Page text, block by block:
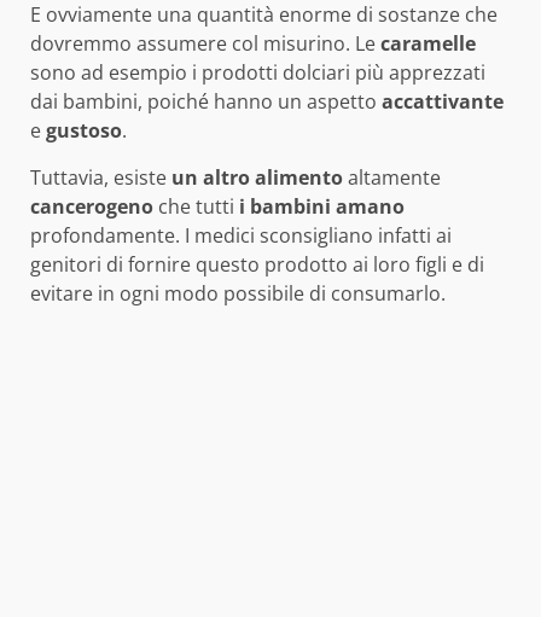
E ovviamente una quantità enorme di sostanze che
dovremmo assumere col misurino. Lecaramelle
sono ad esempio i prodotti dolciari più apprezzati
dai bambini, poiché hanno un aspetto accattivante
egustoso.
Tuttavia, esiste un altro alimentoaltamente
cancerogeno che tutti i bambini amano
profondamente. I medici sconsigliano infatti ai
genitori di fornire questo prodotto ai loro figli e di
evitare in ogni modo possibile di consumarlo.